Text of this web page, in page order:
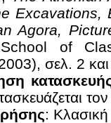
Excavations,
Agora,
of
σελ. 2
: Κλασική